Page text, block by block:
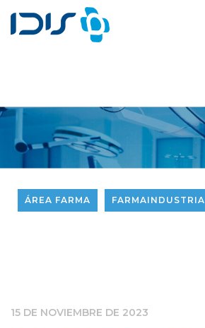
ÁREA FARMA FARMAINDUSTRIA
15 DE NOVIEMBRE DE 2023